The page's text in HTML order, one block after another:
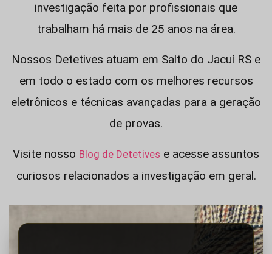
investigação feita por profissionais que
trabalham há mais de 25 anos na área.
Nossos Detetives atuam em Salto do Jacuí RS e
em todo o estado com os melhores recursos
eletrônicos e técnicas avançadas para a geração
de provas.
Visite nosso Blog de Detetives e acesse assuntos
curiosos relacionados a investigação em geral.